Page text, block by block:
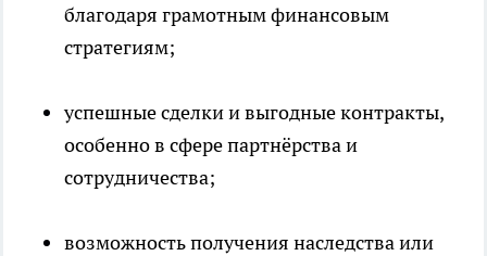
благодаря грамотным финансовым
стратегиям;
успешные сделки и выгодные контракты,
особенно в сфере партнёрства и
сотрудничества;
возможность получения наследства или